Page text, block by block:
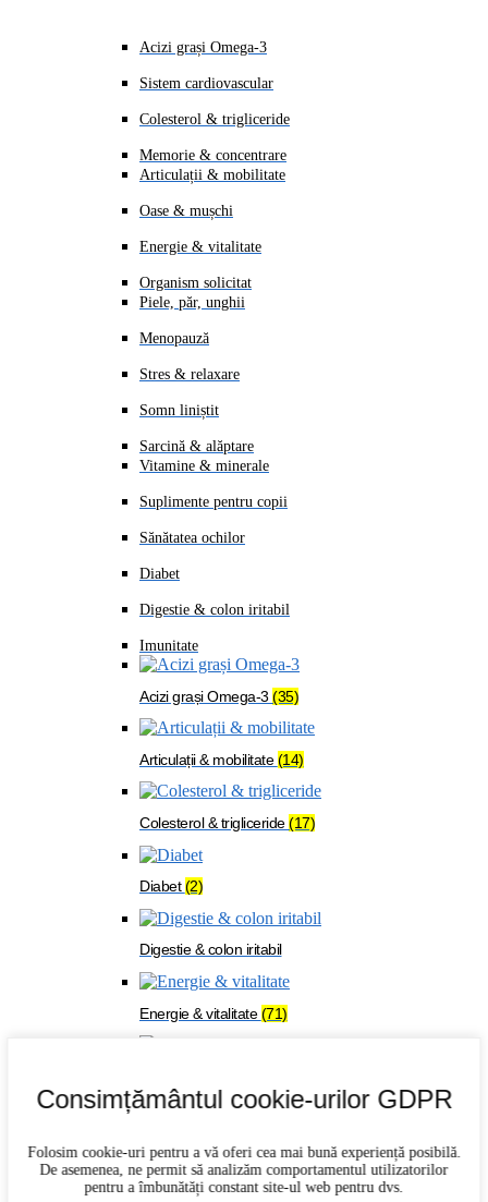
Acizi grași Omega-3
Sistem cardiovascular
Colesterol & trigliceride
Memorie & concentrare
Articulații & mobilitate
Oase & mușchi
Energie & vitalitate
Organism solicitat
Piele, păr, unghii
Menopauză
Stres & relaxare
Somn liniștit
Sarcină & alăptare
Vitamine & minerale
Suplimente pentru copii
Sănătatea ochilor
Diabet
Digestie & colon iritabil
Imunitate
Acizi grași Omega-3 (35)
Articulații & mobilitate(14)
Colesterol & trigliceride(17)
Diabet(2)
Digestie & colon iritabil
Energie & vitalitate(71)
Consimțământul cookie-urilor GDPR
Folosim cookie-uri pentru a vă oferi cea mai bună experiență posibilă.
De asemenea, ne permit să analizăm comportamentul utilizatorilor
pentru a îmbunătăți constant site-ul web pentru dvs.